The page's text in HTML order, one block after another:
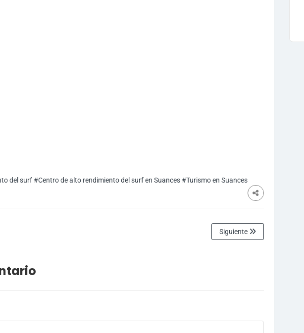
del surf#Centro de alto rendimiento del surf en Suances#Turismo en Suances
Siguiente